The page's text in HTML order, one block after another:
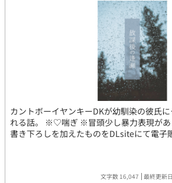
カントボーイヤンキーDKが幼馴染の彼氏
れる話。 ※♡喘ぎ ※冒頭少し暴力表現が
書き下ろしを加えたものをDLsiteにて電子
文字数 16,047 最終更新